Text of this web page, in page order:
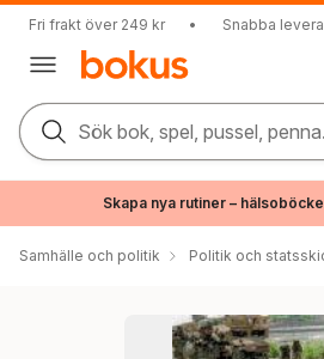
Fri frakt över 249 kr • Snabba
Sök bok, spel, pussel,
Skapa nya rutiner –
Samhälle och politik Politik och